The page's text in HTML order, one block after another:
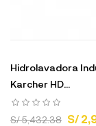
Hidrolavadora
Karcher HD...
S/ 5,432.38 S/